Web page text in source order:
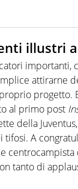
illustri
importanti,
attirarne
progetto.
al primo post
della
tifosi. A
centrocampista
tanto di